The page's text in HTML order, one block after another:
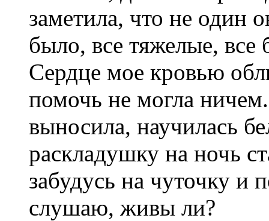
заметила, что не один
было, все тяжелые, все
Сердце мое кровью
помочь не могла
выносила, научилась
раскладушку на ночь
забудусь на чуточку и
слушаю, живы ли?